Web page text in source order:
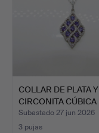
COLLAR DE PLATA Y
CIRCONITA CÚBICA
MORADA.
Subastado 27 jun 2026
3 pujas